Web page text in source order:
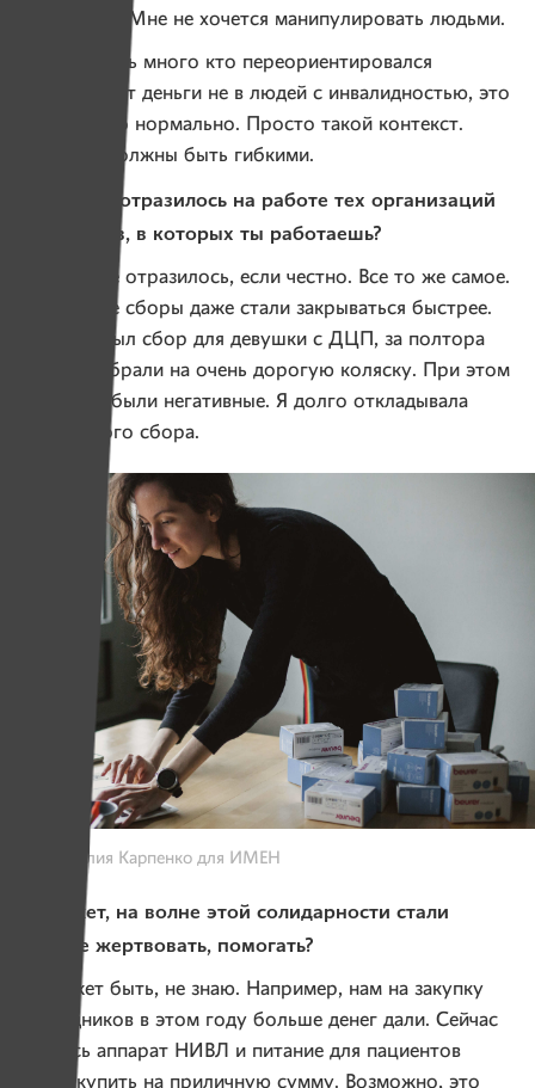
приходило. Мне не хочется манипулировать людьми.
Сейчас очень много кто переориентировался
и вкладывает деньги не в людей с инвалидностью, это
совершенно нормально. Просто такой контекст.
Здесь мы должны быть гибкими.
— Как это отразилось на работе тех организаций
и проектов, в которых ты работаешь?
— Никак не отразилось, если честно. Все то же самое.
Некоторые сборы даже стали закрываться быстрее.
Недавно был сбор для девушки с ДЦП, за полтора
месяца собрали на очень дорогую коляску. При этом
прогнозы были негативные. Я долго откладывала
запуск этого сбора.
Фото: Юлия Карпенко для ИМЕН
— Может, на волне этой солидарности стали
больше жертвовать, помогать?
— Может быть, не знаю. Например, нам на закупку
расходников в этом году больше денег дали. Сейчас
удалось аппарат НИВЛ и питание для пациентов
с БАС купить на приличную сумму. Возможно, это